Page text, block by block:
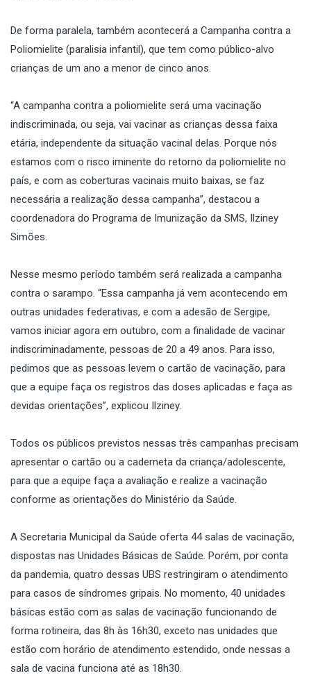
De forma paralela, também acontecerá a Campanha contra a
Poliomielite (paralisia infantil), que tem como público-alvo
crianças de um ano a menor de cinco anos.
“A campanha contra a poliomielite será uma vacinação
indiscriminada, ou seja, vai vacinar as crianças dessa faixa
etária, independente da situação vacinal delas. Porque nós
estamos com o risco iminente do retorno da poliomielite no
país, e com as coberturas vacinais muito baixas, se faz
necessária a realização dessa campanha”, destacou a
coordenadora do Programa de Imunização da SMS, Ilziney
Simões.
Nesse mesmo período também será realizada a campanha
contra o sarampo. “Essa campanha já vem acontecendo em
outras unidades federativas, e com a adesão de Sergipe,
vamos iniciar agora em outubro, com a finalidade de vacinar
indiscriminadamente, pessoas de 20 a 49 anos. Para isso,
pedimos que as pessoas levem o cartão de vacinação, para
que a equipe faça os registros das doses aplicadas e faça as
devidas orientações”, explicou Ilziney.
Todos os públicos previstos nessas três campanhas precisam
apresentar o cartão ou a caderneta da criança/adolescente,
para que a equipe faça a avaliação e realize a vacinação
conforme as orientações do Ministério da Saúde.
A Secretaria Municipal da Saúde oferta 44 salas de vacinação,
dispostas nas Unidades Básicas de Saúde. Porém, por conta
da pandemia, quatro dessas UBS restringiram o atendimento
para casos de síndromes gripais. No momento, 40 unidades
básicas estão com as salas de vacinação funcionando de
forma rotineira, das 8h às 16h30, exceto nas unidades que
estão com horário de atendimento estendido, onde nessas a
sala de vacina funciona até as 18h30.